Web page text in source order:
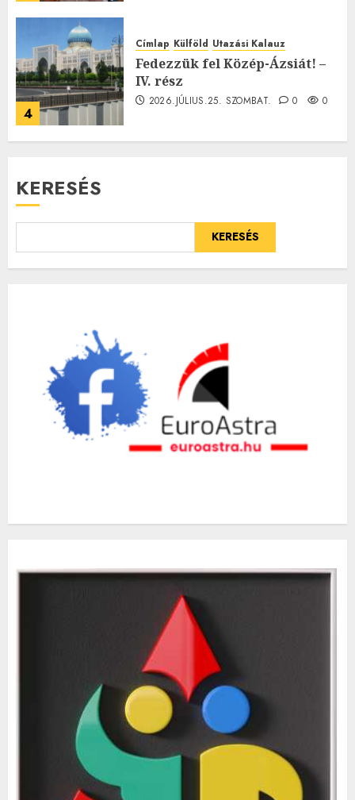
4
Címlap Külföld Utazási Kalauz
Fedezzük fel Közép-Ázsiát! –
IV. rész
2026.JÚLIUS.25. SZOMBAT. 0 0
KERESÉS
KERESÉS